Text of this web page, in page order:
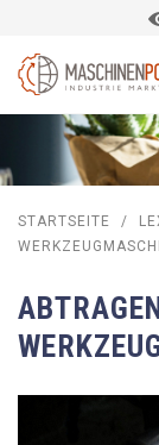
STARTSEITE /